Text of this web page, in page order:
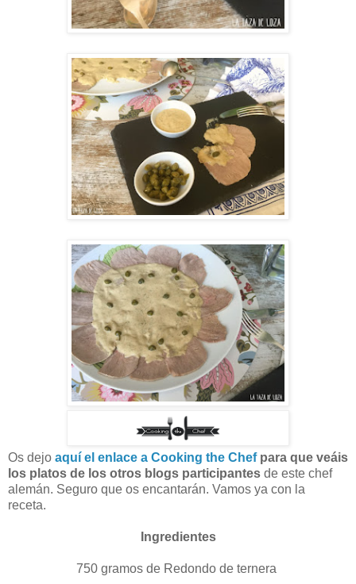
Os dejo aquí el enlace a Cooking the Chef para que veáis
los platos de los otros blogs participantes de este chef
alemán. Seguro que os encantarán. Vamos ya con la
receta.
Ingredientes
750 gramos de Redondo de ternera